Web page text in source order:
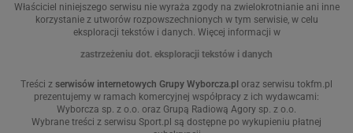
Właściciel niniejszego serwisu nie wyraża zgody na zwielokrotnianie ani inne
korzystanie z utworów rozpowszechnionych w tym serwisie, w celu
eksploracji tekstów i danych. Więcej informacji w
zastrzeżeniu dot. eksploracji tekstów i danych
Treści z serwisów internetowych Grupy Wyborcza.pl oraz serwisu tokfm.pl
prezentujemy w ramach komercyjnej współpracy z ich wydawcami:
Wyborcza sp. z o.o. oraz Grupą Radiową Agory sp. z o.o.
Wybrane treści z serwisu Sport.pl są dostępne po wykupieniu płatnej